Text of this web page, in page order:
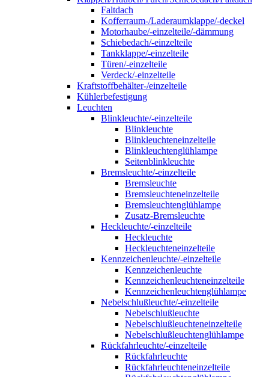
Faltdach
Kofferraum-/Laderaumklappe/-deckel
Motorhaube/-einzelteile/-dämmung
Schiebedach/-einzelteile
Tankklappe/-einzelteile
Türen/-einzelteile
Verdeck/-einzelteile
Kraftstoffbehälter-/einzelteile
Kühlerbefestigung
Leuchten
Blinkleuchte/-einzelteile
Blinkleuchte
Blinkleuchteneinzelteile
Blinkleuchtenglühlampe
Seitenblinkleuchte
Bremsleuchte/-einzelteile
Bremsleuchte
Bremsleuchteneinzelteile
Bremsleuchtenglühlampe
Zusatz-Bremsleuchte
Heckleuchte/-einzelteile
Heckleuchte
Heckleuchteneinzelteile
Kennzeichenleuchte/-einzelteile
Kennzeichenleuchte
Kennzeichenleuchteneinzelteile
Kennzeichenleuchtenglühlampe
Nebelschlußleuchte/-einzelteile
Nebelschlußleuchte
Nebelschlußleuchteneinzelteile
Nebelschlußleuchtenglühlampe
Rückfahrleuchte/-einzelteile
Rückfahrleuchte
Rückfahrleuchteneinzelteile